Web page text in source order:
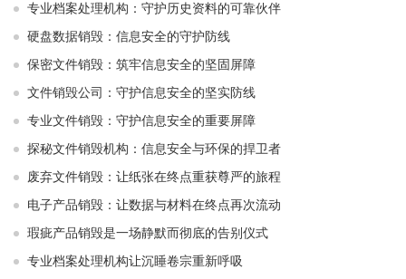
专业档案处理机构：守护历史资料的可靠伙伴
硬盘数据销毁：信息安全的守护防线
保密文件销毁：筑牢信息安全的坚固屏障
文件销毁公司：守护信息安全的坚实防线
专业文件销毁：守护信息安全的重要屏障
探秘文件销毁机构：信息安全与环保的捍卫者
废弃文件销毁：让纸张在终点重获尊严的旅程
电子产品销毁：让数据与材料在终点再次流动
瑕疵产品销毁是一场静默而彻底的告别仪式
专业档案处理机构让沉睡卷宗重新呼吸